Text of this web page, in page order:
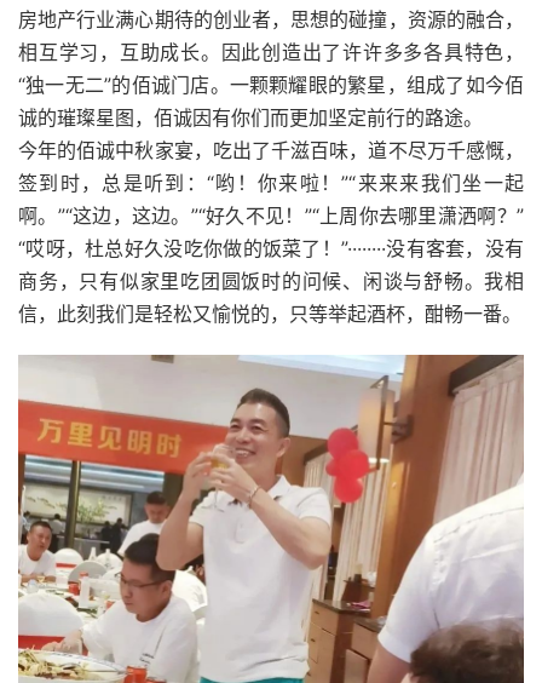
房地产行业满心期待的创业者，思想的碰撞，资源的融合，
相互学习，互助成长。因此创造出了许许多多各具特色，
“独一无二”的佰诚门店。一颗颗耀眼的繁星，组成了如今佰
诚的璀璨星图，佰诚因有你们而更加坚定前行的路途。
今年的佰诚中秋家宴，吃出了千滋百味，道不尽万千感慨，
签到时，总是听到：“哟！你来啦！”“来来来我们坐一起
啊。”“这边，这边。”“好久不见！”“上周你去哪里潇洒啊？”
“哎呀，杜总好久没吃你做的饭菜了！”········没有客套，没有
商务，只有似家里吃团圆饭时的问候、闲谈与舒畅。我相
信，此刻我们是轻松又愉悦的，只等举起酒杯，酣畅一番。